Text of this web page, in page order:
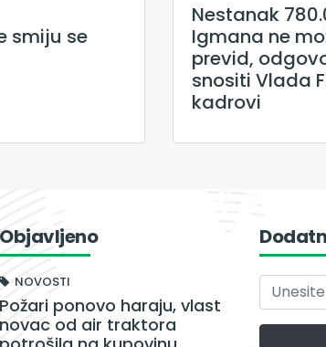
smiju se
Nestanak
Igmana ne
previd,
snositi Vlada
kadrovi
Objavljeno
NOVOSTI
Požari ponovo haraju, vlast
novac od air traktora